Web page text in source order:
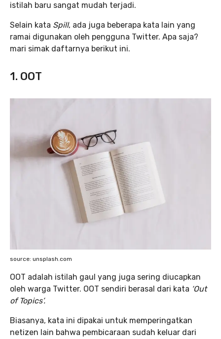
istilah baru sangat mudah terjadi.
Selain kata Spill, ada juga beberapa kata lain yang
ramai digunakan oleh pengguna Twitter. Apa saja?
mari simak daftarnya berikut ini.
1. OOT
source: unsplash.com
OOT adalah istilah gaul yang juga sering diucapkan
oleh warga Twitter. OOT sendiri berasal dari kata ‘Out
of Topics’.
Biasanya, kata ini dipakai untuk memperingatkan
netizen lain bahwa pembicaraan sudah keluar dari